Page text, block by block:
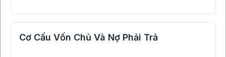
Cơ Cấu Vốn Chủ Và Nợ Phải Trả